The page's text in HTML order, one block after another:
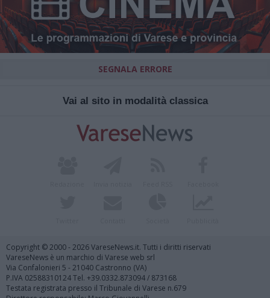
SEGNALA ERRORE
Vai al sito in modalità classica
Copyright © 2000 - 2026 VareseNews.it. Tutti i diritti riservati
VareseNews è un marchio di Varese web srl
Via Confalonieri 5 - 21040 Castronno (VA)
P.IVA 02588310124 Tel. +39.0332.873094 / 873168
Testata registrata presso il Tribunale di Varese n.679